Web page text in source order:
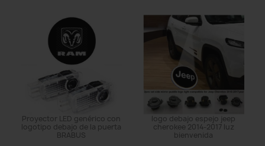
Proyector LED genérico con
logotipo debajo de la puerta
BRABUS
logo debajo espejo jeep
cherokee 2014-2017 luz
bienvenida